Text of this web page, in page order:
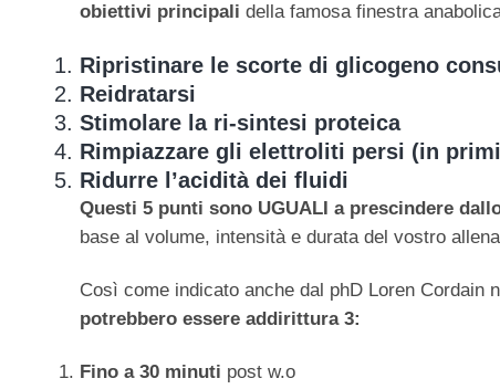
obiettivi principali della famosa finestra
Ripristinare le scorte di glicogeno
Reidratarsi
Stimolare la ri-sintesi proteica
Rimpiazzare gli elettroliti persi (in
Ridurre l’acidità dei fluidi
Questi 5 punti sono UGUALI a prescindere
base al volume, intensità e durata del vostro
Così come indicato anche dal phD Loren Cordain
potrebbero essere addirittura 3:
Fino a 30 minuti post w.o